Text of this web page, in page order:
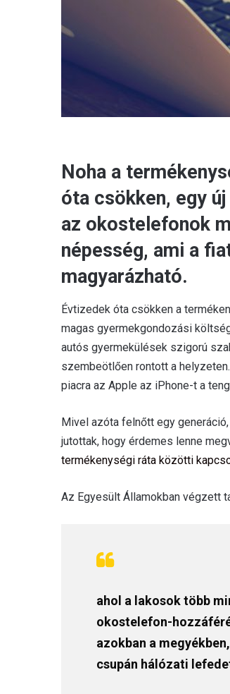
Noha a
óta csökken, egy
az okostelefonok
népesség, ami a
magyarázható.
Évtizedek óta csökken a
magas gyermekgondozási
autós gyermekülések szigorú
szembeötlően rontott a
piacra az Apple az iPhone-t a
Mivel azóta felnőtt egy
jutottak, hogy érdemes lenne
termékenységi ráta közötti
Az Egyesült Államokban végzett
ahol a lakosok több
okostelefon-
azokban a
csupán hálózati